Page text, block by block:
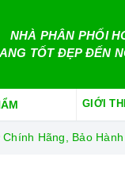
NHÀ PHÂN PHỐI
TỐT ĐẸP ĐẾN
GIỚI
Hãng, Bảo